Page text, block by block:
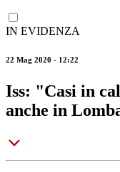
IN EVIDENZA
22 Mag 2020 - 12:22
Iss: "Casi in
anche in